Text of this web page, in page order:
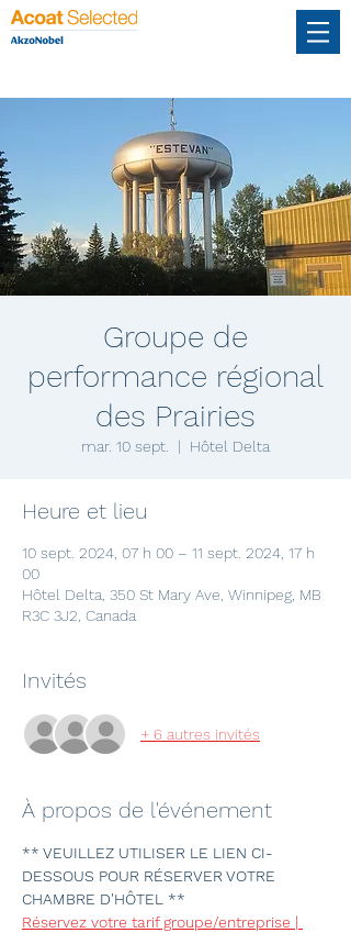
Groupe de
performance régional
des Prairies
mar. 10 sept.
  |
Hôtel Delta
Heure et lieu
10 sept. 2024, 07 h 00 – 11 sept. 2024, 17 h
00
Hôtel Delta, 350 St Mary Ave, Winnipeg, MB
R3C 3J2, Canada
Invités
+ 6 autres invités
À propos de l'événement
** VEUILLEZ UTILISER LE LIEN CI-
DESSOUS POUR RÉSERVER VOTRE
CHAMBRE D'HÔTEL **
Réservez votre tarif groupe/entreprise |